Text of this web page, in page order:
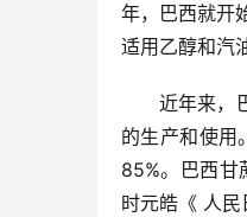
年，巴西就开
适用乙醇和汽
近年来，
的生产和使用
85%。巴西甘
时元皓《 人民